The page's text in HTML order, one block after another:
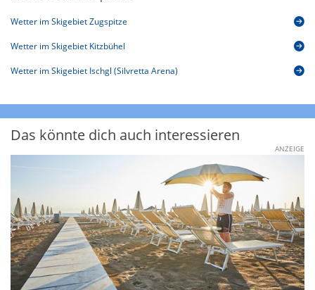
Wetter im Skigebiet Zugspitze
Wetter im Skigebiet Kitzbühel
Wetter im Skigebiet Ischgl (Silvretta Arena)
Das könnte dich auch interessieren
ANZEIGE